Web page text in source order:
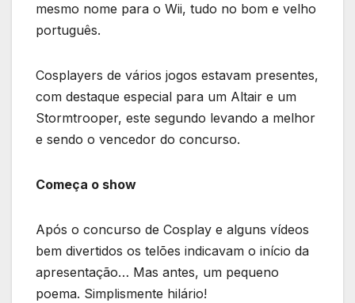
mesmo nome para o Wii, tudo no bom e velho
português.
Cosplayers de vários jogos estavam presentes,
com destaque especial para um Altair e um
Stormtrooper, este segundo levando a melhor
e sendo o vencedor do concurso.
Começa o show
Após o concurso de Cosplay e alguns vídeos
bem divertidos os telões indicavam o início da
apresentação… Mas antes, um pequeno
poema. Simplismente hilário!